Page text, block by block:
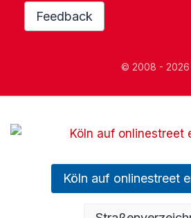
Feedback
© 2008 - 2026
Köln auf onlinestreet